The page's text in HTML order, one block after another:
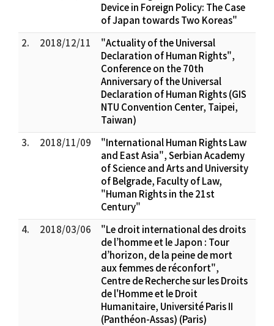
Device in Foreign Policy: The Case
of Japan towards Two Koreas"
2.
2018/12/11
"Actuality of the Universal
Declaration of Human Rights",
Conference on the 70th
Anniversary of the Universal
Declaration of Human Rights (GIS
NTU Convention Center, Taipei,
Taiwan)
3.
2018/11/09
"International Human Rights Law
and East Asia", Serbian Academy
of Science and Arts and University
of Belgrade, Faculty of Law,
"Human Rights in the 21st
Century"
4.
2018/03/06
"Le droit international des droits
de l’homme et le Japon : Tour
d’horizon, de la peine de mort
aux femmes de réconfort",
Centre de Recherche sur les Droits
de l'Homme et le Droit
Humanitaire, Université Paris II
(Panthéon-Assas) (Paris)